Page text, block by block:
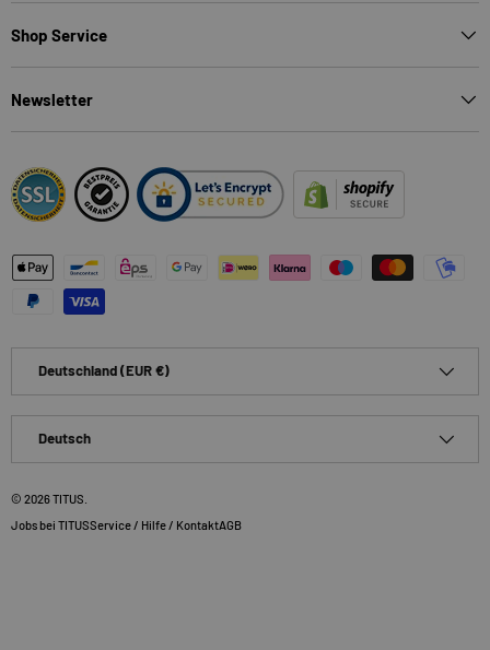
Shop Service
Newsletter
Zahlungsmethoden
Deutschland (EUR €)
Deutsch
© 2026TITUS
Jobs bei TITUSService / Hilfe / KontaktAGB